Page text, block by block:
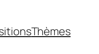
Thèmes